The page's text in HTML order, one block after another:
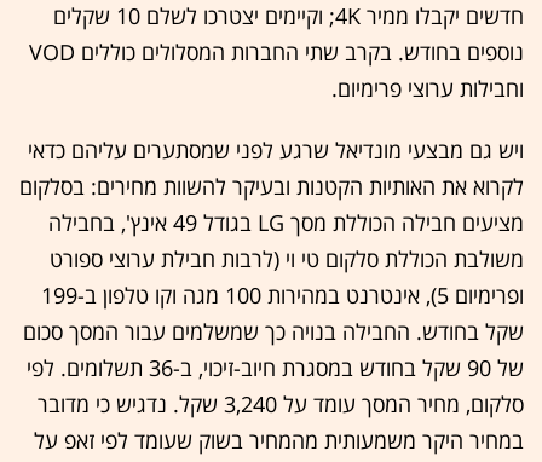
חדשים יקבלו ממיר 4K; וקיימים יצטרכו לשלם 10 שקלים
נוספים בחודש. בקרב שתי החברות המסלולים כוללים VOD
וחבילות ערוצי פרימיום.
ויש גם מבצעי מונדיאל שרגע לפני שמסתערים עליהם כדאי
לקרוא את האותיות הקטנות ובעיקר להשוות מחירים: בסלקום
מציעים חבילה הכוללת מסך LG בגודל 49 אינץ', בחבילה
משולבת הכוללת סלקום טי וי (לרבות חבילת ערוצי ספורט
ופרימיום 5), אינטרנט במהירות 100 מגה וקו טלפון ב-199
שקל בחודש. החבילה בנויה כך שמשלמים עבור המסך סכום
של 90 שקל בחודש במסגרת חיוב-זיכוי, ב-36 תשלומים. לפי
סלקום, מחיר המסך עומד על 3,240 שקל. נדגיש כי מדובר
במחיר היקר משמעותית מהמחיר בשוק שעומד לפי זאפ על